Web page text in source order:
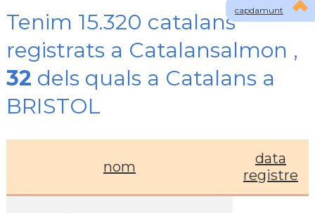
capdamunt
Tenim 15.320 catalans
registrats a Catalansalmon ,
32 dels quals a Catalans a
BRISTOL
nom
data
registre